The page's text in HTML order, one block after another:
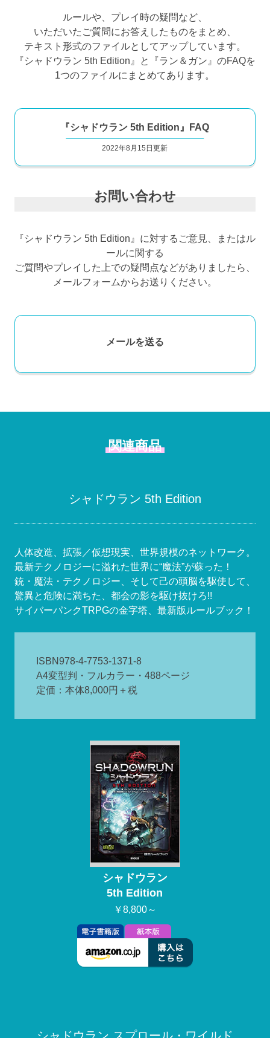
ルールや、プレイ時の疑問など、
いただいたご質問にお答えしたものをまとめ、
テキスト形式のファイルとしてアップしています。
『シャドウラン 5th Edition』と『ラン＆ガン』のFAQを
1つのファイルにまとめてあります。
『シャドウラン 5th Edition』FAQ
2022年8月15日更新
お問い合わせ
『シャドウラン 5th Edition』に対するご意見、またはル
ールに関する
ご質問やプレイした上での疑問点などがありましたら、
メールフォームからお送りください。
メールを送る
関連商品
シャドウラン 5th Edition
人体改造、拡張／仮想現実、世界規模のネットワーク。
最新テクノロジーに溢れた世界に“魔法”が蘇った！
銃・魔法・テクノロジー、そして己の頭脳を駆使して、
驚異と危険に満ちた、都会の影を駆け抜けろ!!
サイバーパンクTRPGの金字塔、最新版ルールブック！
ISBN978-4-7753-1371-8
A4変型判・フルカラー・488ページ
定価：本体8,000円＋税
シャドウラン
5th Edition
￥8,800～